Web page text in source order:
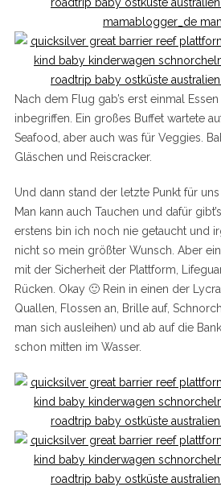
Nach dem Flug gab’s erst einmal
inbegriffen. Ein großes Buffet wartete
Seafood, aber auch was für Veggies.
Gläschen und Reiscracker.
Und dann stand der letzte Punkt für
Man kann auch Tauchen und dafür
erstens bin ich noch nie getaucht und
nicht so mein größter Wunsch. Aber
mit der Sicherheit der Plattform,
Rücken. Okay 🙂 Rein in einen der
Quallen, Flossen an, Brille auf,
man sich ausleihen) und ab auf die
schon mitten im Wasser.